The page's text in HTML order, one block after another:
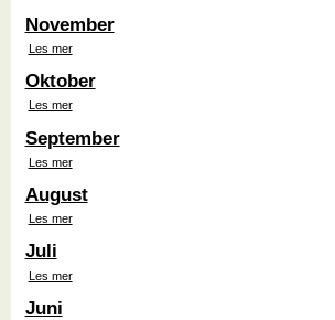
November
Les mer
Oktober
Les mer
September
Les mer
August
Les mer
Juli
Les mer
Juni